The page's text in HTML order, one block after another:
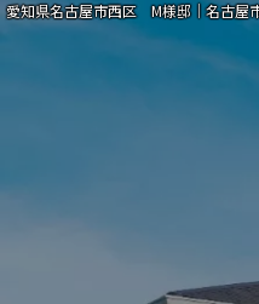
愛知県名古屋市西区 M様邸｜名古屋